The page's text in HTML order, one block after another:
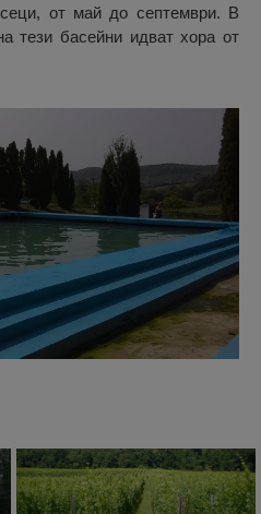
от май до септември. В
тези басейни идват хора от